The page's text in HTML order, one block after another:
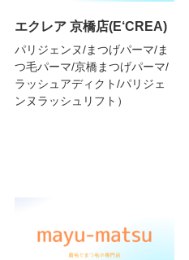
エクレア 京橋店(E‘CREA)
パリジェンヌ/まつげパーマ/ま
つ毛パーマ/京橋まつげパーマ/
ラッシュアディクト/パリジェ
ンヌラッシュリフト）